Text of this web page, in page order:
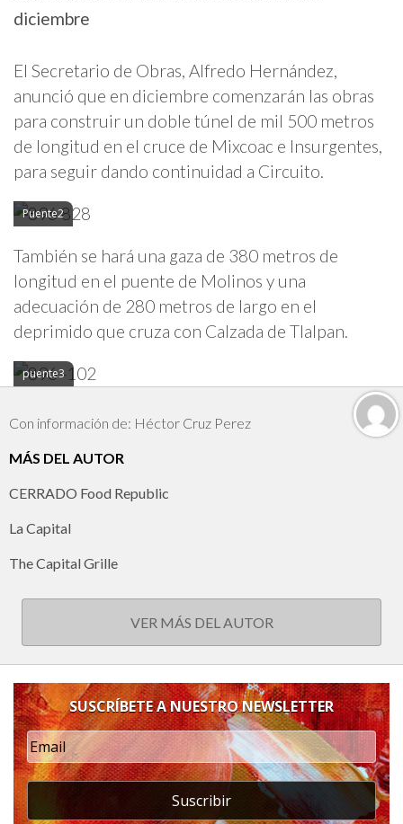
diciembre
El Secretario de Obras, Alfredo Hernández,
anunció que en diciembre comenzarán las obras
para construir un doble túnel de mil 500 metros
de longitud en el cruce de Mixcoac e Insurgentes,
para seguir dando continuidad a Circuito.
Puente2
También se hará una gaza de 380 metros de
longitud en el puente de Molinos y una
adecuación de 280 metros de largo en el
deprimido que cruza con Calzada de Tlalpan.
puente3
Con información de: Héctor Cruz Perez
MÁS DEL AUTOR
CERRADO Food Republic
La Capital
The Capital Grille
VER MÁS DEL AUTOR
SUSCRÍBETE A NUESTRO NEWSLETTER
Suscribir